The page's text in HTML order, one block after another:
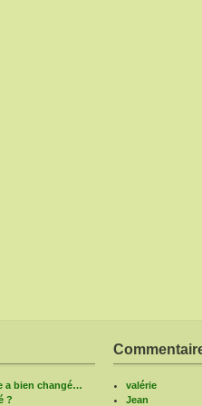
a bien changé…
?
valérie
Jean